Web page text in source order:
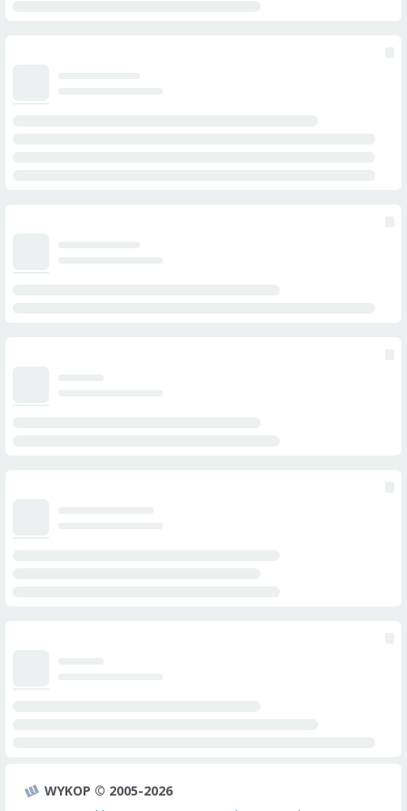
WYKOP © 2005-2026